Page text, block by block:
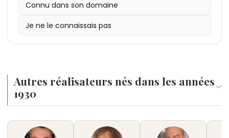
Connu dans son domaine
Je ne le connaissais pas
Autres réalisateurs nés dans les années
1930